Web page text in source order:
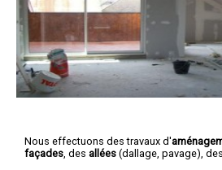
Nous effectuons des travaux d'
façades , des allées (dallage, pavage), des